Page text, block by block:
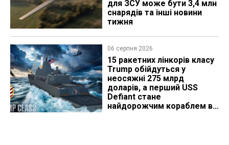
для ЗСУ може бути 3,4 млн
снарядів та інші новини
тижня
06 серпня 2026
15 ракетних лінкорів класу
Trump обійдуться у
неосяжні 275 млрд
доларів, а перший USS
Defiant стане
найдорожчим кораблем в